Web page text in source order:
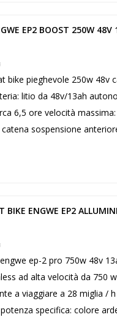
EP2 BOOST 250W 48V
bike pieghevole 250w
litio da 48v/13ah
6,5 ore velocità
sospensione
BIKE ENGWE EP2
ep-2 pro 750w 48v
ad alta velocità da 750
a viaggiare a 28 miglia /
specifica: colore